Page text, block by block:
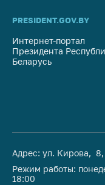
PRESIDENT.GOV.BY
Интернет-портал
Президента
Беларусь
Адрес: ул. Кирова,
Режим работы:
18:00